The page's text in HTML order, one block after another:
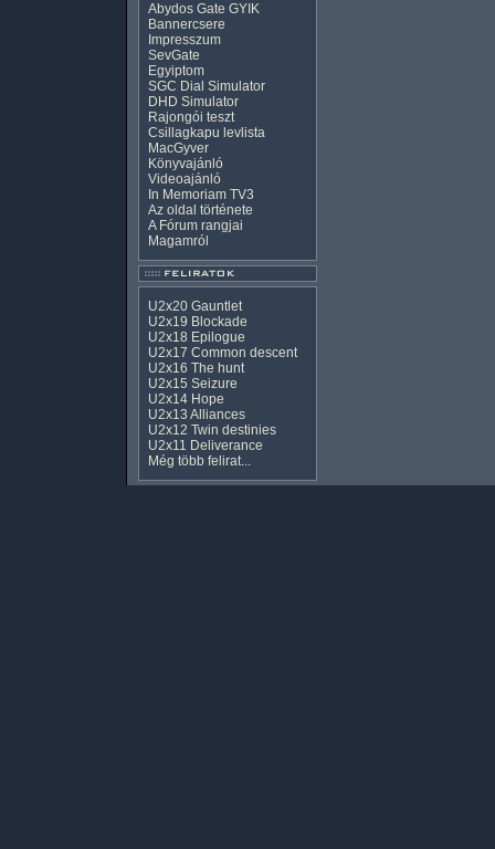
Abydos Gate GYIK
Bannercsere
Impresszum
SevGate
Egyiptom
SGC Dial Simulator
DHD Simulator
Rajongói teszt
Csillagkapu levlista
MacGyver
Könyvajánló
Videoajánló
In Memoriam TV3
Az oldal története
A Fórum rangjai
Magamról
U2x20 Gauntlet
U2x19 Blockade
U2x18 Epilogue
U2x17 Common descent
U2x16 The hunt
U2x15 Seizure
U2x14 Hope
U2x13 Alliances
U2x12 Twin destinies
U2x11 Deliverance
Még több felirat...